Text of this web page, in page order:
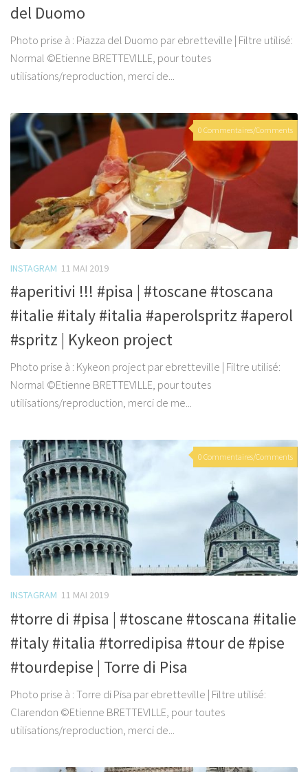
del Duomo
Photo prise à : Piazza del Duomo par ebretteville | Filtre utilisé:
Normal ©Etienne BRETTEVILLE, pour toutes
utilisations/reproduction, merci de...
0 Commentaires/Comments
INSTAGRAM 11 MAI 2019
#aperitivi !!! #pisa | #toscane #toscana
#italie #italy #italia #aperolspritz #aperol
#spritz | Kykeon project
Photo prise à : Kykeon project par ebretteville | Filtre utilisé:
Normal ©Etienne BRETTEVILLE, pour toutes
utilisations/reproduction, merci de me...
0 Commentaires/Comments
INSTAGRAM 11 MAI 2019
#torre di #pisa | #toscane #toscana #italie
#italy #italia #torredipisa #tour de #pise
#tourdepise | Torre di Pisa
Photo prise à : Torre di Pisa par ebretteville | Filtre utilisé:
Clarendon ©Etienne BRETTEVILLE, pour toutes
utilisations/reproduction, merci de...